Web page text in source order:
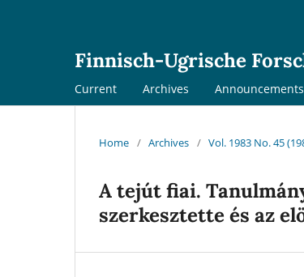
Finnisch-Ugrische
Current Archives Announcements
Home / Archives / Vol. 1983 No. 45
A tejút fiai.
szerkesztette és az